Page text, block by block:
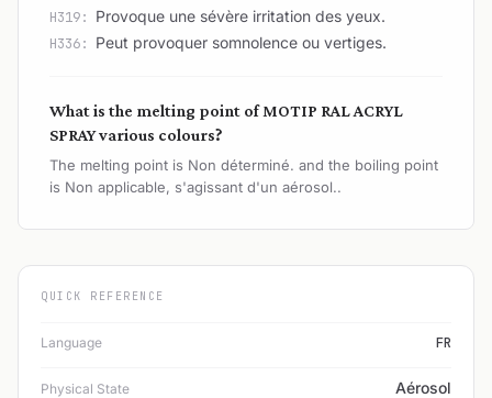
H319: Provoque une sévère irritation des yeux.
H336: Peut provoquer somnolence ou vertiges.
What is the melting point of MOTIP RAL ACRYL
SPRAY various colours?
The melting point is Non déterminé. and the boiling point
is Non applicable, s'agissant d'un aérosol..
QUICK REFERENCE
Language FR
Physical State Aérosol